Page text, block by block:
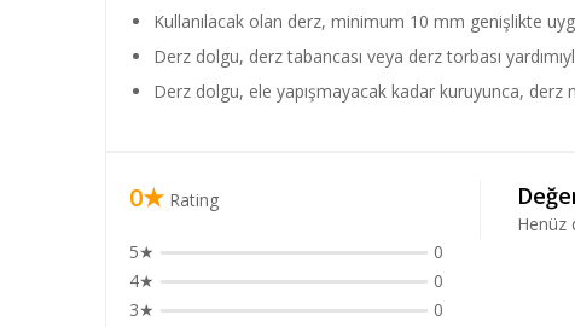
Kullanılacak olan derz, minimum 10 mm genişlikte
Derz dolgu, derz tabancası veya derz torbası
Derz dolgu, ele yapışmayacak kadar kuruyunca, derz
0★ Rating
5★
0
4★
0
3★
0
Henüz